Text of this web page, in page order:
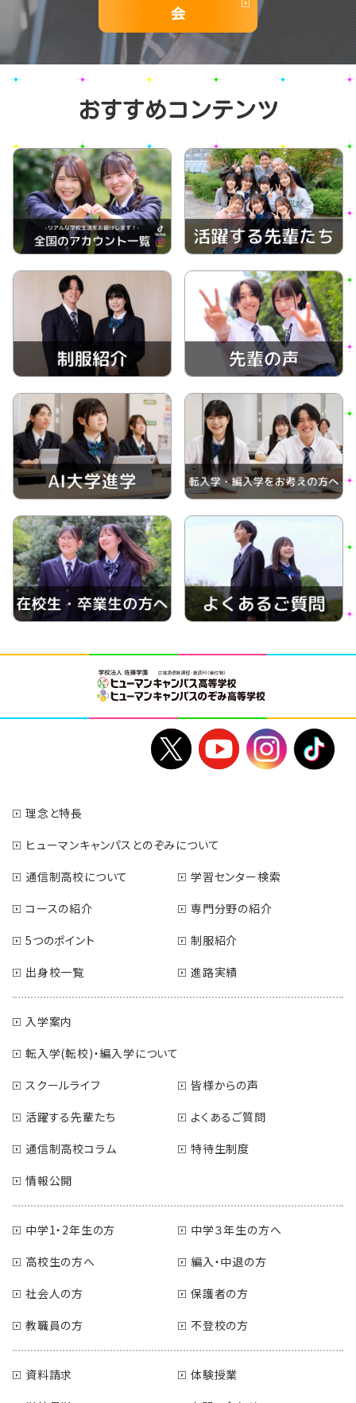
会
おすすめコンテンツ
理念と特長
ヒューマンキャンパスとのぞみについて
通信制高校について
学習センター検索
コースの紹介
専門分野の紹介
5つのポイント
制服紹介
出身校一覧
進路実績
入学案内
転入学(転校)・編入学について
スクールライフ
皆様からの声
活躍する先輩たち
よくあるご質問
通信制高校コラム
特待生制度
情報公開
中学1・2年生の方
中学３年生の方へ
高校生の方へ
編入・中退の方
社会人の方
保護者の方
教職員の方
不登校の方
資料請求
体験授業